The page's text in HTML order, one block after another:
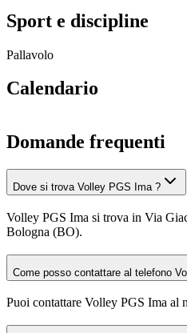
Sport e discipline
Pallavolo
Calendario
Domande frequenti
Dove si trova Volley PGS Ima ?
Volley PGS Ima si trova in Via
Bologna (BO).
Come posso contattare al telefono
Puoi contattare Volley PGS Ima al